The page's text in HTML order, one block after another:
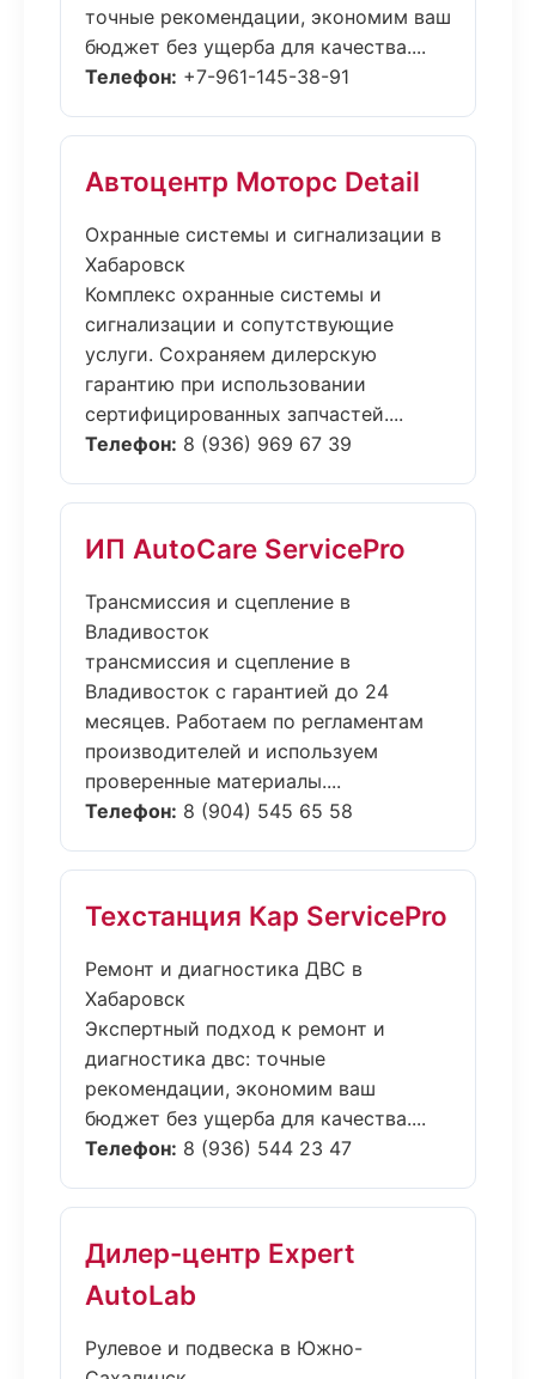
точные рекомендации, экономим ваш
бюджет без ущерба для качества....
Телефон: +7-961-145-38-91
Автоцентр Моторс Detail
Охранные системы и сигнализации в
Хабаровск
Комплекс охранные системы и
сигнализации и сопутствующие
услуги. Сохраняем дилерскую
гарантию при использовании
сертифицированных запчастей....
Телефон: 8 (936) 969 67 39
ИП AutoCare ServicePro
Трансмиссия и сцепление в
Владивосток
трансмиссия и сцепление в
Владивосток с гарантией до 24
месяцев. Работаем по регламентам
производителей и используем
проверенные материалы....
Телефон: 8 (904) 545 65 58
Техстанция Кар ServicePro
Ремонт и диагностика ДВС в
Хабаровск
Экспертный подход к ремонт и
диагностика двс: точные
рекомендации, экономим ваш
бюджет без ущерба для качества....
Телефон: 8 (936) 544 23 47
Дилер-центр Expert
AutoLab
Рулевое и подвеска в Южно-